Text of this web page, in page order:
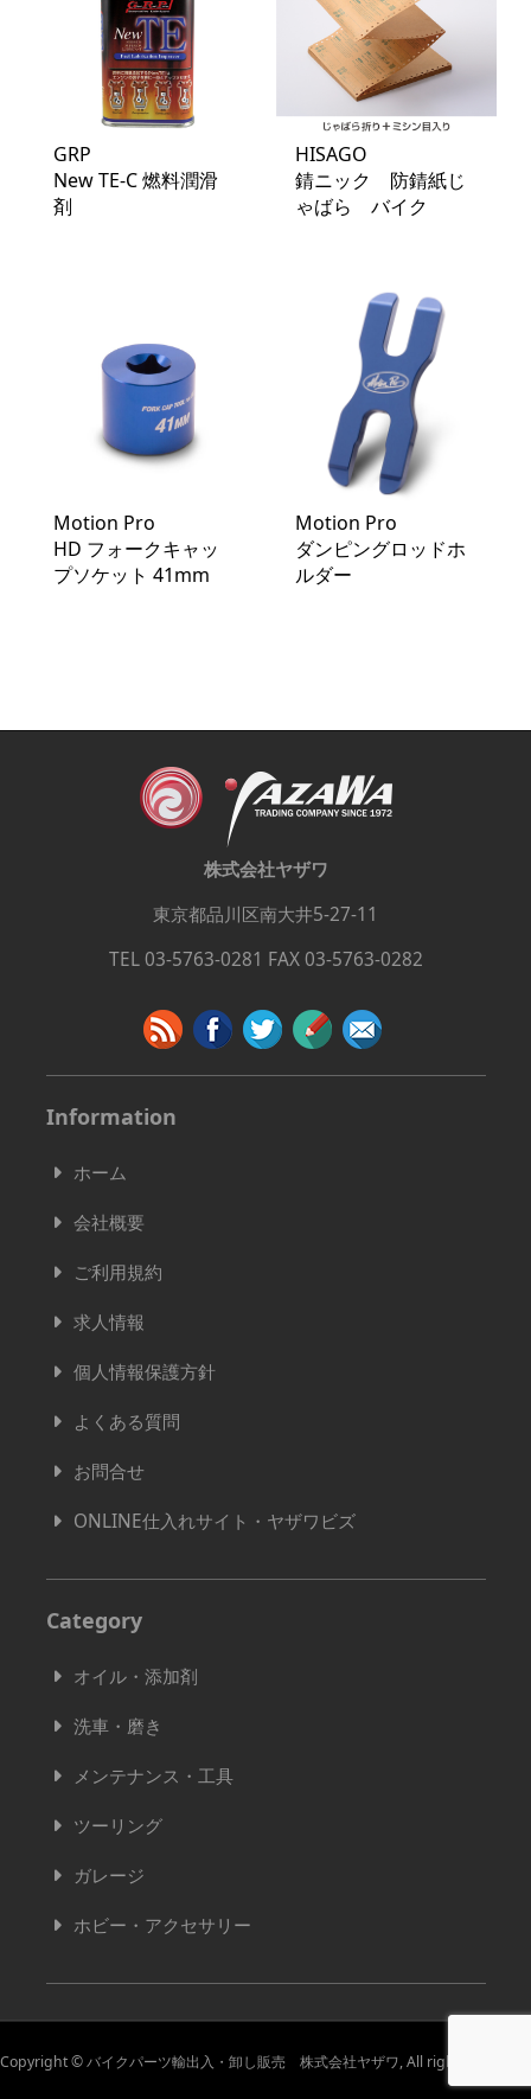
GRP
New TE-C 燃料潤滑
剤
HISAGO
錆ニック 防錆紙じ
ゃばら バイク
Motion Pro
HD フォークキャッ
プソケット 41mm
Motion Pro
ダンピングロッドホ
ルダー
株式会社ヤザワ
東京都品川区南大井5-27-11
TEL 03-5763-0281 FAX 03-5763-0282
Information
ホーム
会社概要
ご利用規約
求人情報
個人情報保護方針
よくある質問
お問合せ
ONLINE仕入れサイト・ヤザワビズ
Category
オイル・添加剤
洗車・磨き
メンテナンス・工具
ツーリング
ガレージ
ホビー・アクセサリー
Copyright © バイクパーツ輸出入・卸し販売 株式会社ヤザワ, All rights reserved